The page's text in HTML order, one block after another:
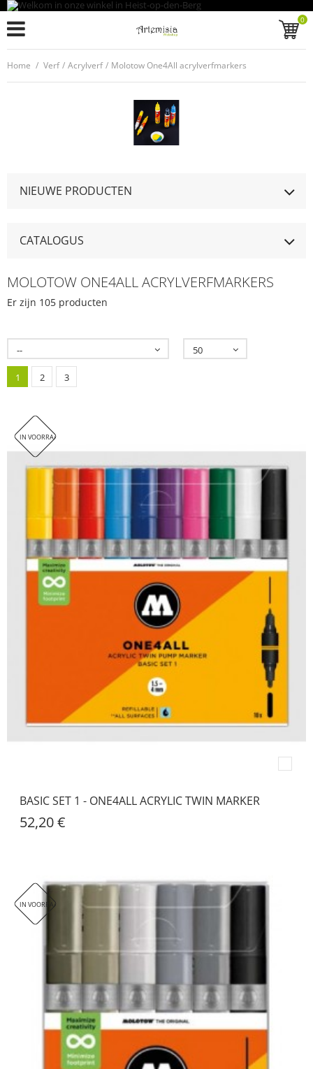
0
Home / Verf / Acrylverf / Molotow One4All acrylverfmarkers
NIEUWE PRODUCTEN
CATALOGUS
MOLOTOW ONE4ALL ACRYLVERFMARKERS
Er zijn 105 producten
-- 50
1 2 3
IN VOORRAAD
BASIC SET 1 - ONE4ALL ACRYLIC TWIN MARKER
52,20 €
IN VOORRAAD